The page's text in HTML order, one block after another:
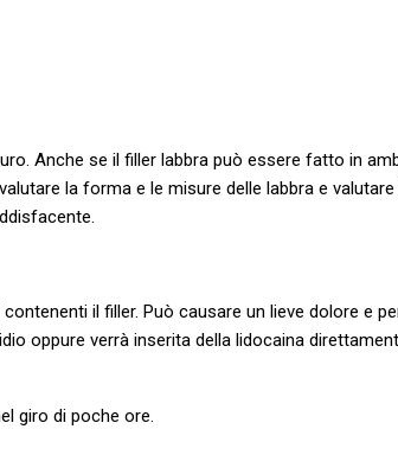
Anche se il filler labbra può essere fatto in
la forma e le misure delle labbra e
il filler. Può causare un lieve dolore e
oppure verrà inserita della lidocaina
giro di poche ore.